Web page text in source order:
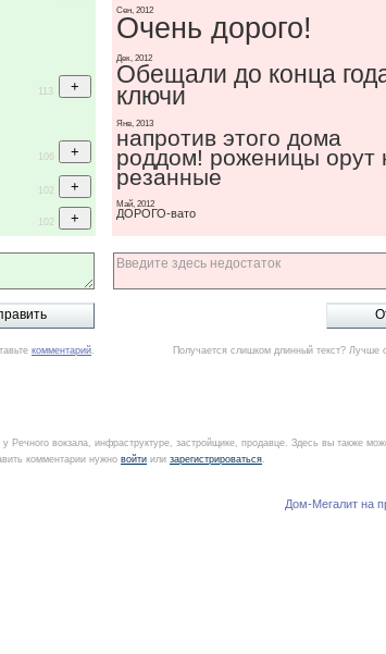
113
106
102
102
Сен, 2012
Очень дорого!
Дек, 2012
Обещали до конца
ключи
Янв, 2013
напротив этого дома
роддом! роженицы орут
резанные
Май, 2012
ДОРОГО-вато
комментарий. Получается слишком длинный текст? Лучше
Речного вокзала, инфраструктуре, застройщике, продавце. Здесь вы также
комментарии нужно войти или зарегистрироваться.
Дом-Мегалит на